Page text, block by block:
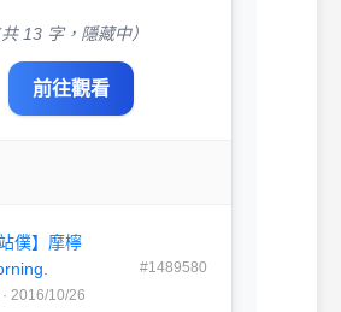
13 字，隱藏中）
前往觀看
站僕】摩檸
· 2016/10/26
#1489580